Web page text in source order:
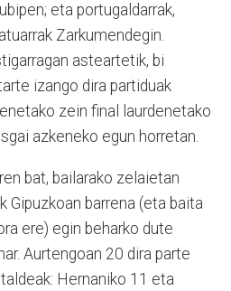
eta portugaldarrak,
Zarkumendegin.
asteartetik, bi
izango dira partiduak
zein final laurdenetako
azkeneko egun horretan.
bat, bailarako zelaietan
Gipuzkoan barrena (eta baita
ere) egin beharko dute
Aurtengoan 20 dira parte
Hernaniko 11 eta